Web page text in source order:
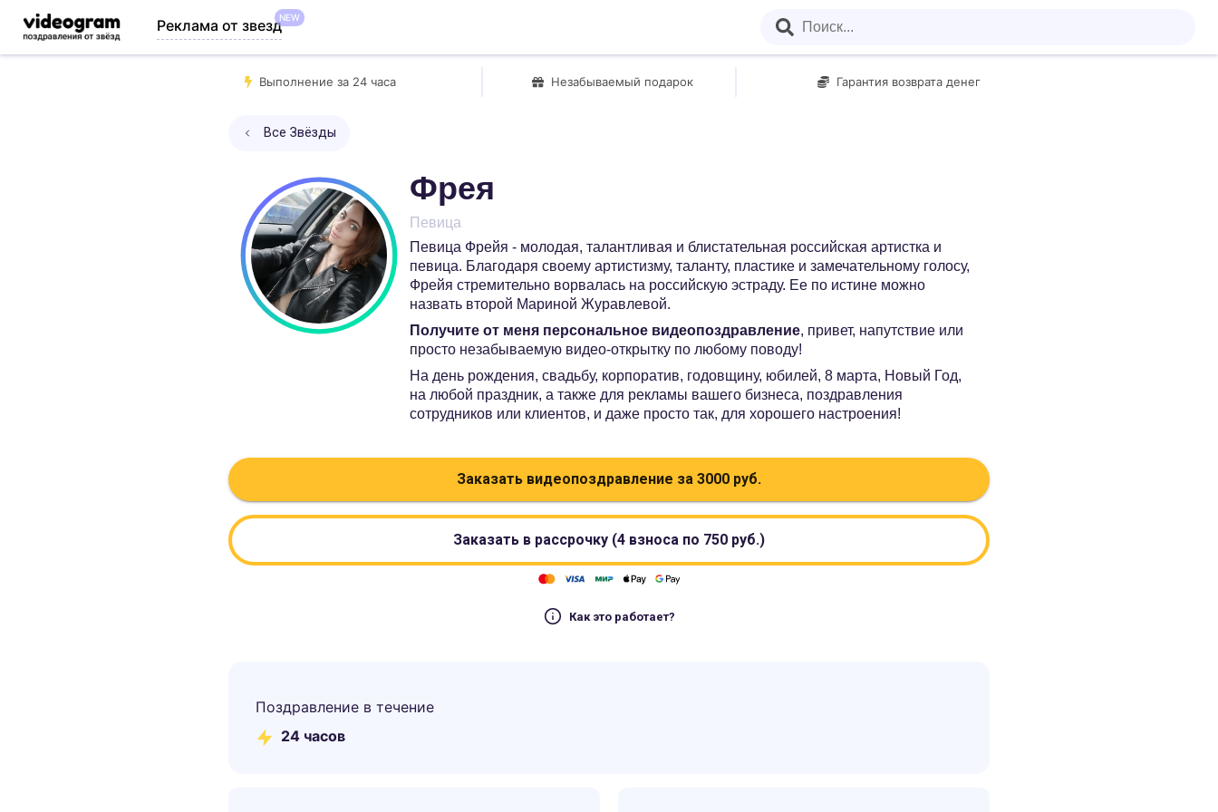
Реклама от звездNEW
Выполнение за 24 часа Незабываемый подарок Гарантия возврата денег
Все Звёзды
Фрея
Певица
Певица Фрейя - молодая, талантливая и блистательная российская артистка и
певица. Благодаря своему артистизму, таланту, пластике и замечательному голосу,
Фрейя стремительно ворвалась на российскую эстраду. Ее по истине можно
назвать второй Мариной Журавлевой.
Получите от меня персональное видеопоздравление, привет, напутствие или
просто незабываемую видео-открытку по любому поводу!
На день рождения, свадьбу, корпоратив, годовщину, юбилей, 8 марта, Новый Год,
на любой праздник, а также для рекламы вашего бизнеса, поздравления
сотрудников или клиентов, и даже просто так, для хорошего настроения!
Заказать видеопоздравление за 3000 руб.
Заказать в рассрочку (4 взноса по 750 руб.)
Как это работает?
Поздравление в течение
24 часов